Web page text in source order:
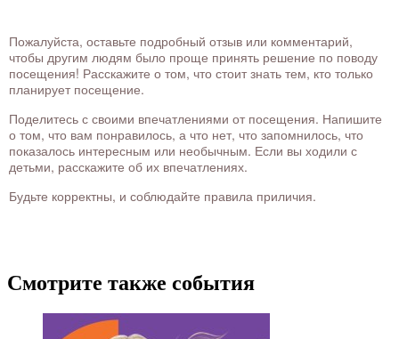
Пожалуйста, оставьте подробный отзыв или комментарий,
чтобы другим людям было проще принять решение по поводу
посещения! Расскажите о том, что стоит знать тем, кто только
планирует посещение.
Поделитесь с своими впечатлениями от посещения. Напишите
о том, что вам понравилось, а что нет, что запомнилось, что
показалось интересным или необычным. Если вы ходили с
детьми, расскажите об их впечатлениях.
Будьте корректны, и соблюдайте правила приличия.
Смотрите также события